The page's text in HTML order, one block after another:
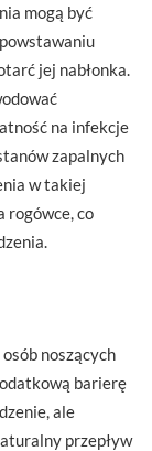
mogą być
jej nabłonka.
na infekcje
zapalnych
w takiej
rogówce, co
noszących
barierę
ale
przepływ